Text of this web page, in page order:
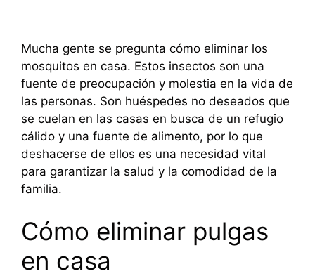
Mucha gente se pregunta cómo eliminar los
mosquitos en casa. Estos insectos son una
fuente de preocupación y molestia en la vida de
las personas. Son huéspedes no deseados que
se cuelan en las casas en busca de un refugio
cálido y una fuente de alimento, por lo que
deshacerse de ellos es una necesidad vital
para garantizar la salud y la comodidad de la
familia.
Cómo eliminar pulgas
en casa